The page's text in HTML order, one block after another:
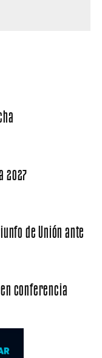
2027
de Unión ante
conferencia